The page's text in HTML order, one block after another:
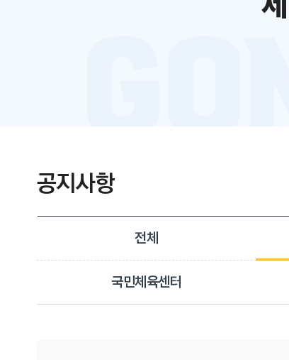
공지사항
전체
국민체육센터